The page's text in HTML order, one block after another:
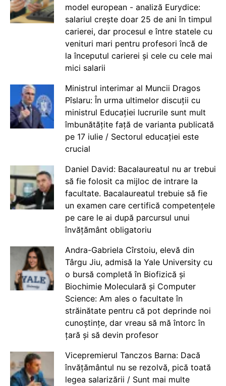
model european - analiză Eurydice:
salariul crește doar 25 de ani în timpul
carierei, dar procesul e între statele cu
venituri mari pentru profesori încă de
la începutul carierei și cele cu cele mai
mici salarii
Ministrul interimar al Muncii Dragos
Pîslaru: În urma ultimelor discuții cu
ministrul Educației lucrurile sunt mult
îmbunătățite față de varianta publicată
pe 17 iulie / Sectorul educației este
crucial
Daniel David: Bacalaureatul nu ar trebui
să fie folosit ca mijloc de intrare la
facultate. Bacalaureatul trebuie să fie
un examen care certifică competențele
pe care le ai după parcursul unui
învățământ obligatoriu
Andra-Gabriela Cîrstoiu, elevă din
Târgu Jiu, admisă la Yale University cu
o bursă completă în Biofizică și
Biochimie Moleculară și Computer
Science: Am ales o facultate în
străinătate pentru că pot deprinde noi
cunoștințe, dar vreau să mă întorc în
țară și să devin profesor
Vicepremierul Tanczos Barna: Dacă
învățământul nu se rezolvă, pică toată
legea salarizării / Sunt mai multe